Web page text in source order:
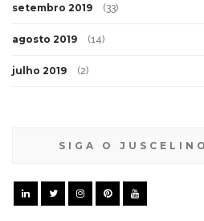
setembro 2019 (33)
agosto 2019 (14)
julho 2019 (2)
SIGA O